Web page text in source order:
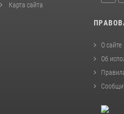
Карта сайта
О сайте
Об